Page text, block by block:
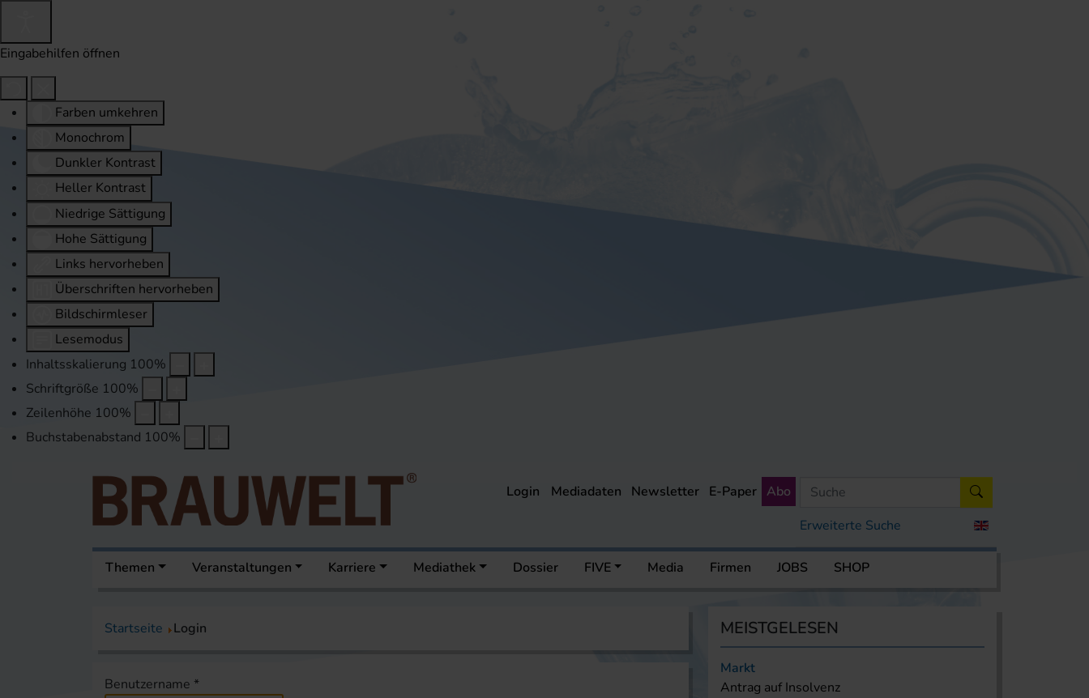
Eingabehilfen öffnen
Farben umkehren
Monochrom
Dunkler Kontrast
Heller Kontrast
Niedrige Sättigung
Hohe Sättigung
Links hervorheben
Überschriften hervorheben
Bildschirmleser
Lesemodus
Inhaltsskalierung 100%
Schriftgröße 100%
Zeilenhöhe 100%
Buchstabenabstand 100%
Erweiterte Suche
Login Mediadaten Newsletter E-Paper Abo
Themen Veranstaltungen Karriere Mediathek Dossier FIVE Media Firmen JOBS SHOP
Startseite Login
Benutzername *
MEISTGELESEN
Markt
Antrag auf Insolvenz